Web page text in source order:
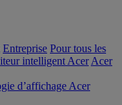
Entreprise Pour tous les
intelligent Acer Acer
d’affichage Acer